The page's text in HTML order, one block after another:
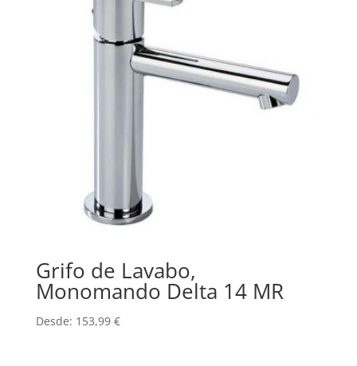
Grifo de Lavabo,
Monomando Delta 14 MR
Desde: 153,99 €